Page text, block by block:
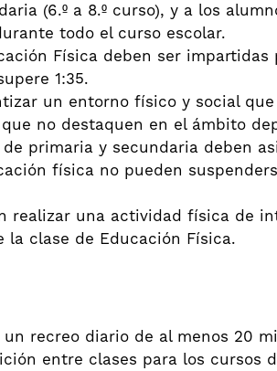
(6.º a 8.º curso), y a los
todo el curso escolar.
Física deben ser
1:35.
un entorno físico y social
no destaquen en el ámbito
de primaria y secundaria deben
física no pueden
realizar una actividad física de
la clase de Educación Física.
un recreo diario de al menos 20
entre clases para los cursos